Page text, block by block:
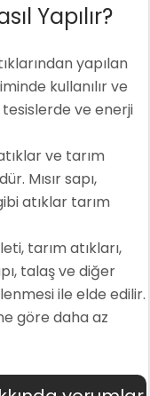
Yapılır?
yapılan
kullanılır ve
ve enerji
ve tarım
Mısır sapı,
atıklar tarım
tarım atıkları,
talaş ve diğer
ile elde edilir.
göre daha az